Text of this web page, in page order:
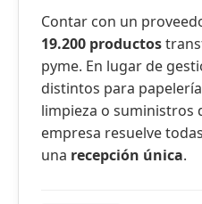
Contar con un
19.200 productos
pyme. En lugar de
distintos para
limpieza o suministros
empresa resuelve
una recepción única.